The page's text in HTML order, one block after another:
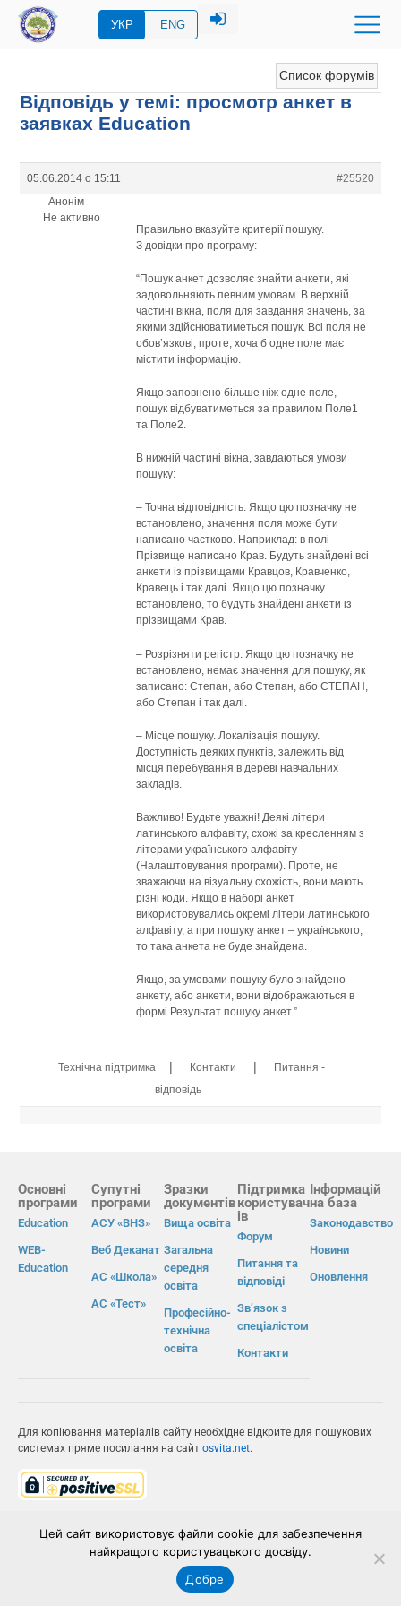
УКР ENG
Список форумів
Відповідь у темі: просмотр анкет в
заявках Education
05.06.2014 о 15:11
#25520
Анонім
Не активно
Правильно вказуйте критерії пошуку.
З довідки про програму:
“Пошук анкет дозволяє знайти анкети, які
задовольняють певним умовам. В верхній
частині вікна, поля для завдання значень, за
якими здійснюватиметься пошук. Всі поля не
обов’язкові, проте, хоча б одне поле має
містити інформацію.
Якщо заповнено більше ніж одне поле,
пошук відбуватиметься за правилом Поле1
та Поле2.
В нижній частині вікна, завдаються умови
пошуку:
– Точна відповідність. Якщо цю позначку не
встановлено, значення поля може бути
написано частково. Наприклад: в полі
Прізвище написано Крав. Будуть знайдені всі
анкети із прізвищами Кравцов, Кравченко,
Кравець і так далі. Якщо цю позначку
встановлено, то будуть знайдені анкети із
прізвищами Крав.
– Розрізняти регістр. Якщо цю позначку не
встановлено, немає значення для пошуку, як
записано: Степан, або Степан, або СТЕПАН,
або Степан і так далі.
– Місце пошуку. Локалізація пошуку.
Доступність деяких пунктів, залежить від
місця перебування в дереві навчальних
закладів.
Важливо! Будьте уважні! Деякі літери
латинського алфавіту, схожі за кресленням з
літерами українського алфавіту
(Налаштовування програми). Проте, не
зважаючи на візуальну схожість, вони мають
різні коди. Якщо в наборі анкет
використовувались окремі літери латинського
алфавіту, а при пошуку анкет – українського,
то така анкета не буде знайдена.
Якщо, за умовами пошуку було знайдено
анкету, або анкети, вони відображаються в
формі Результат пошуку анкет.”
Технічна підтримка | Контакти |
Питання -
відповідь
Основні
програми
Education
WEB-
Education
Супутні
програми
АСУ «ВНЗ»
Веб Деканат
АС «Школа»
АС «Тест»
Зразки
документів
Вища освіта
Загальна
середня
освіта
Професійно-
технічна
освіта
Підтримка
користувач
ів
Форум
Питання та
відповіді
Зв’язок з
спеціалістом
Контакти
Інформацій
на база
Законодавство
Новини
Оновлення
Для копіювання матеріалів сайту необхідне відкрите для пошукових
системах пряме посилання на сайт osvita.net.
ІВС «ОСВІТА»
Цей сайт використовує файли cookie для забезпечення
найкращого користувацького досвіду.
Добре